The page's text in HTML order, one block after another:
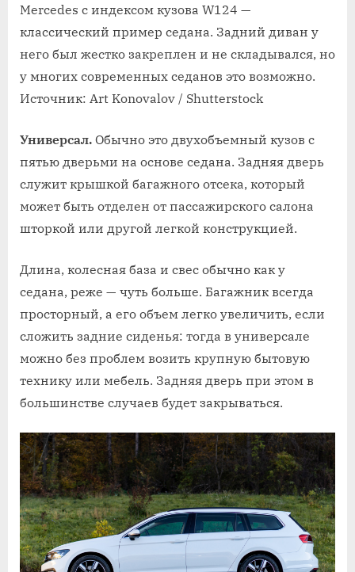
Mercedes с индексом кузова W124 —
классический пример седана. Задний диван у
него был жестко закреплен и не складывался, но
у многих современных седанов это возможно.
Источник: Art Konovalov / Shutterstock
Универсал. Обычно это двухобъемный кузов с
пятью дверьми на основе седана. Задняя дверь
служит крышкой багажного отсека, который
может быть отделен от пассажирского салона
шторкой или другой легкой конструкцией.
Длина, колесная база и свес обычно как у
седана, реже — чуть больше. Багажник всегда
просторный, а его объем легко увеличить, если
сложить задние сиденья: тогда в универсале
можно без проблем возить крупную бытовую
технику или мебель. Задняя дверь при этом в
большинстве случаев будет закрываться.